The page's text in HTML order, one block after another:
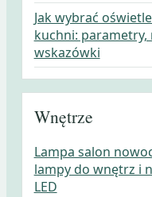
Jak wybrać
kuchni:
wskazówki
Wnętrze
Lampa salon
lampy do wnętrz i
LED